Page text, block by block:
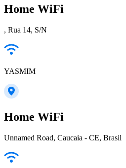
Home WiFi
, Rua 14, S/N
YASMIM
Home WiFi
Unnamed Road, Caucaia - CE, Brasil